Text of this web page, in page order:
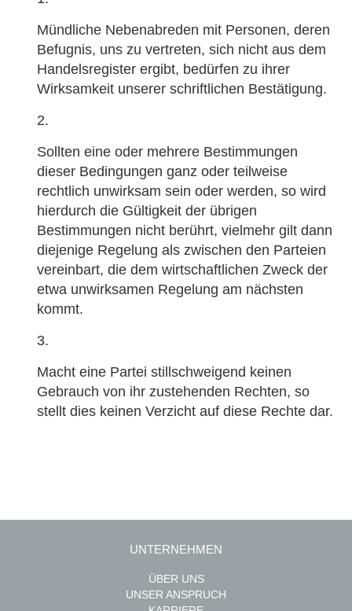
Mündliche Nebenabreden mit Personen, deren
Befugnis, uns zu vertreten, sich nicht aus dem
Handelsregister ergibt, bedürfen zu ihrer
Wirksamkeit unserer schriftlichen Bestätigung.
Sollten eine oder mehrere Bestimmungen
dieser Bedingungen ganz oder teilweise
rechtlich unwirksam sein oder werden, so wird
hierdurch die Gültigkeit der übrigen
Bestimmungen nicht berührt, vielmehr gilt dann
diejenige Regelung als zwischen den Parteien
vereinbart, die dem wirtschaftlichen Zweck der
etwa unwirksamen Regelung am nächsten
kommt.
Macht eine Partei stillschweigend keinen
Gebrauch von ihr zustehenden Rechten, so
stellt dies keinen Verzicht auf diese Rechte dar.
UNTERNEHMEN
ÜBER UNS
UNSER ANSPRUCH